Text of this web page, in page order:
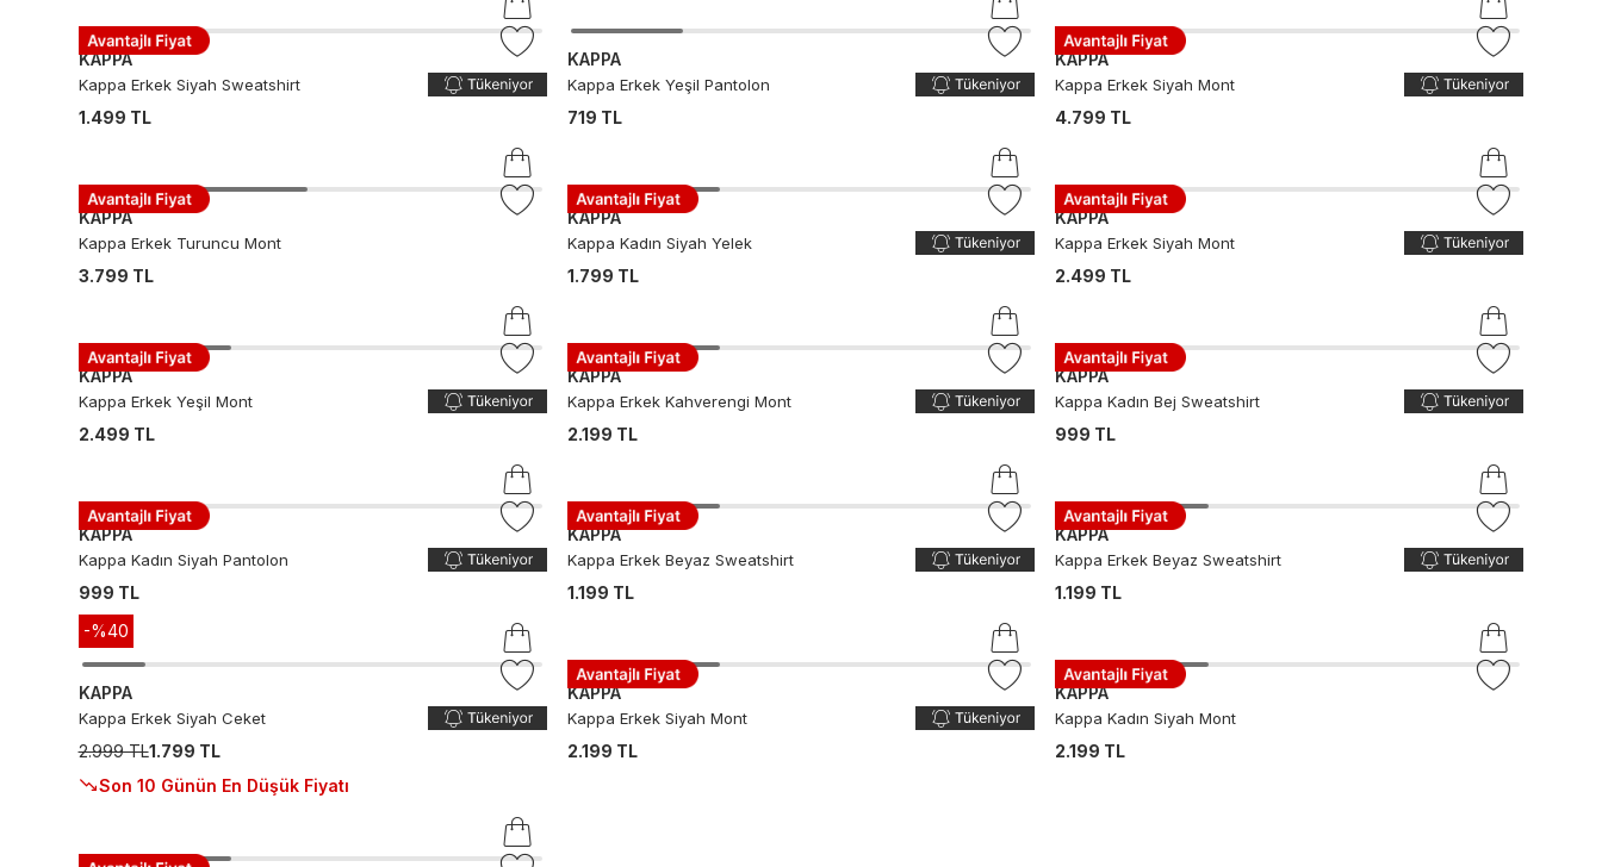
KAPPA
Kappa Erkek Siyah Sweatshirt
1.499 TL
KAPPA
Kappa Erkek Yeşil Pantolon
719 TL
KAPPA
Kappa Erkek Siyah Mont
4.799 TL
KAPPA
Kappa Erkek Turuncu Mont
3.799 TL
KAPPA
Kappa Kadın Siyah Yelek
1.799 TL
KAPPA
Kappa Erkek Siyah Mont
2.499 TL
KAPPA
Kappa Erkek Yeşil Mont
2.499 TL
KAPPA
Kappa Erkek Kahverengi Mont
2.199 TL
KAPPA
Kappa Kadın Bej Sweatshirt
999 TL
KAPPA
Kappa Kadın Siyah Pantolon
999 TL
KAPPA
Kappa Erkek Beyaz Sweatshirt
1.199 TL
KAPPA
Kappa Erkek Beyaz Sweatshirt
1.199 TL
-%40
KAPPA
Kappa Erkek Siyah Ceket
2.999 TL1.799 TL
Son 10 Günün En Düşük Fiyatı
KAPPA
Kappa Erkek Siyah Mont
2.199 TL
KAPPA
Kappa Kadın Siyah Mont
2.199 TL